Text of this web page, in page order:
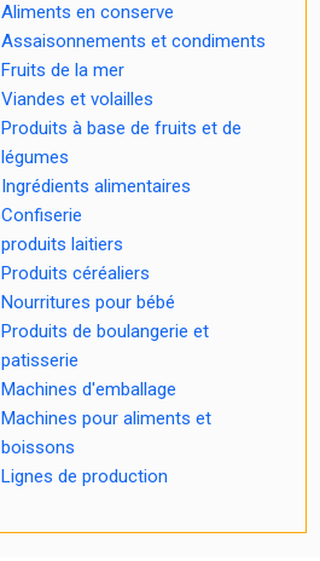
Aliments en conserve
Assaisonnements et condiments
Fruits de la mer
Viandes et volailles
Produits à base de fruits et de
légumes
Ingrédients alimentaires
Confiserie
produits laitiers
Produits céréaliers
Nourritures pour bébé
Produits de boulangerie et
patisserie
Machines d'emballage
Machines pour aliments et
boissons
Lignes de production